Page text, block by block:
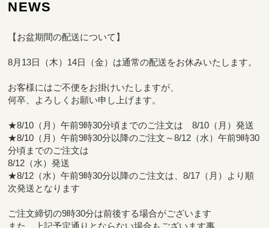
NEWS
【お盆期間の配送について】
8月13日（木）14日（金）は通常の配送をお休みいたします。
お客様にはご不便をお掛けいたしますが、
何卒、よろしくお願い申し上げます。
★8/10（月）午前9時30分頃までのご注文は 8/10（月）発送
★8/10（月）午前9時30分以降のご注文～8/12（水）午前9時30
分頃までのご注文は
8/12（水）発送
★8/12（水）午前9時30分以降のご注文は、8/17（月）より順
次発送となります
ご注文締切の9時30分は前後する場合がございます
また、上記予定通りとならない場合もございます事